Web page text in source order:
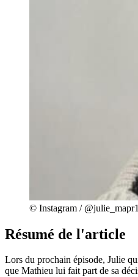
© Instagram /
Résumé de l'article
Lors du prochain épisode, Julie
que Mathieu lui fait part de sa